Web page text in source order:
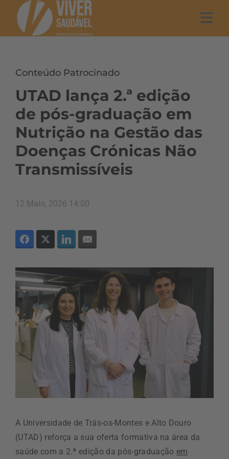
Conteúdo Patrocinado
UTAD lança 2.ª edição
de pós-graduação em
Nutrição na Gestão das
Doenças Crónicas Não
Transmissíveis
12 Maio, 2026 14:00
A Universidade de Trás-os-Montes e Alto Douro
(UTAD) reforça a sua oferta formativa na área da
saúde com a 2.ª edição da pós-graduação em